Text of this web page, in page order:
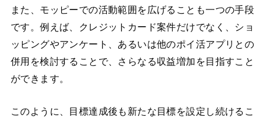
また、モッピーでの活動範囲を広げることも一つの手段
です。例えば、クレジットカード案件だけでなく、ショ
ッピングやアンケート、あるいは他のポイ活アプリとの
併用を検討することで、さらなる収益増加を目指すこと
ができます。
このように、目標達成後も新たな目標を設定し続けるこ